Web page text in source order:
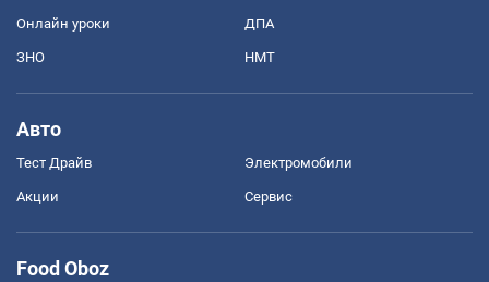
Онлайн уроки ДПА
ЗНО НМТ
Авто
Тест Драйв Электромобили
Акции Сервис
Food Oboz